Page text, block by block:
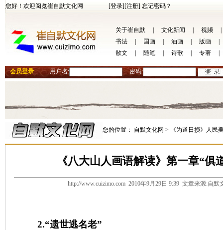
您好！欢迎阅览崔自默文化网 [登录][注册] 忘记密码？
关于崔自默 文化新闻 视频
书法
国画 油画 版画
散文
随笔 诗歌 专著
会员登录 用户名: 密码:
您的位置： 自默文化网 > 《为道日损》人民
《八大山人画语解读》第一章“俱
http://www.cuizimo.com 2010年9月29日 9:39 文章来源:自
2.“遗世逃名老”